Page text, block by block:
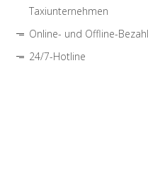
Taxiunternehmen
Online- und Offline-
24/7-Hotline